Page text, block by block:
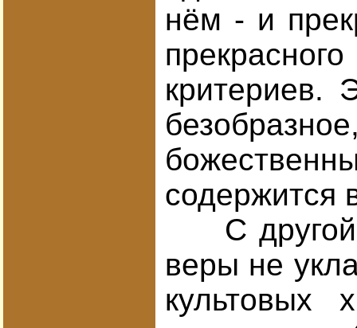
нём - и
критериев.
содержится
С другой
веры не
культовых